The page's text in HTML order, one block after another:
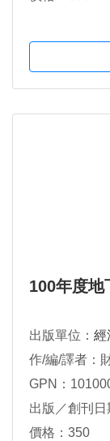
100年度地
出版單位： 經
作/編/譯者：
GPN：
出版／創刊
價格：350